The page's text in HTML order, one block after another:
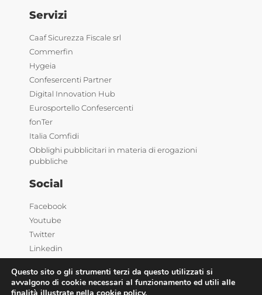
Servizi
Caaf Sicurezza Fiscale srl
Commerfin
Hygeia
Confesercenti Partner
Digital Innovation Hub
Eurosportello Confesercenti
fonTer
Italia Comfidi
Obblighi pubblicitari in materia di erogazioni
pubbliche
Social
Facebook
Youtube
Twitter
Linkedin
Questo sito o gli strumenti terzi da questo utilizzati si
avvalgono di cookie necessari al funzionamento ed utili alle